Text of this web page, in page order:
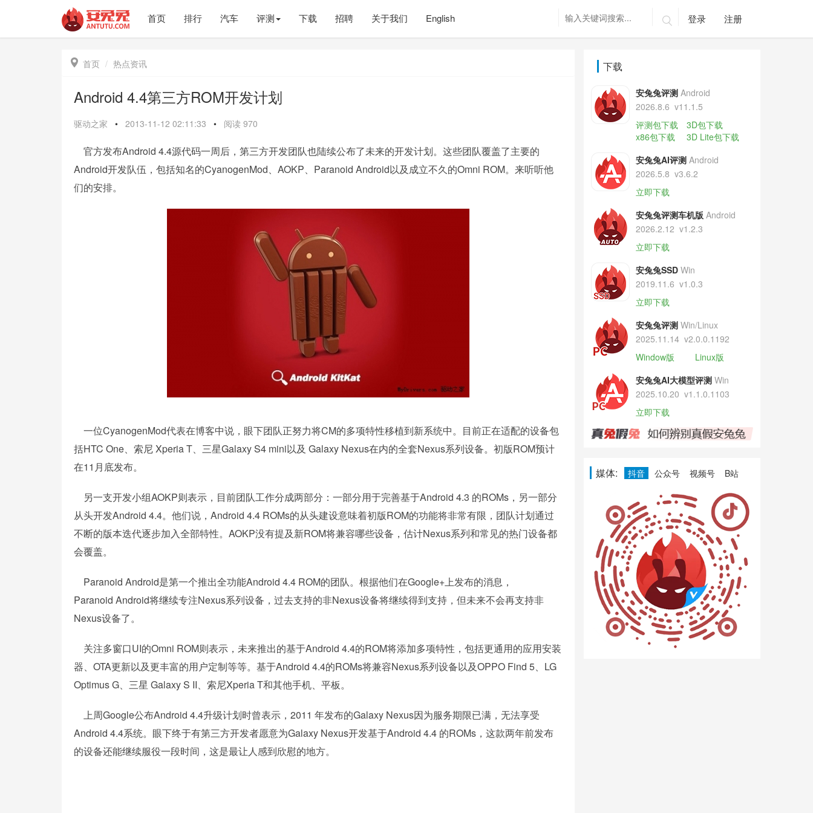
首页 排行 汽车 评测 下载 招聘 关于我们 English  登录 注册
 首页 热点资讯
Android 4.4第三方ROM开发计划
驱动之家 • 2013-11-12 02:11:33 • 阅读 970
官方发布Android 4.4源代码一周后，第三方开发团队也陆续公布了未来的开发计划。这些团队覆盖了主要的
Android开发队伍，包括知名的CyanogenMod、AOKP、Paranoid Android以及成立不久的Omni ROM。来听听他
们的安排。
一位CyanogenMod代表在博客中说，眼下团队正努力将CM的多项特性移植到新系统中。目前正在适配的设备包
括HTC One、索尼 Xperia T、三星Galaxy S4 mini以及 Galaxy Nexus在内的全套Nexus系列设备。初版ROM预计
在11月底发布。
另一支开发小组AOKP则表示，目前团队工作分成两部分：一部分用于完善基于Android 4.3 的ROMs，另一部分
从头开发Android 4.4。他们说，Android 4.4 ROMs的从头建设意味着初版ROM的功能将非常有限，团队计划通过
不断的版本迭代逐步加入全部特性。AOKP没有提及新ROM将兼容哪些设备，估计Nexus系列和常见的热门设备都
会覆盖。
Paranoid Android是第一个推出全功能Android 4.4 ROM的团队。根据他们在Google+上发布的消息，
Paranoid Android将继续专注Nexus系列设备，过去支持的非Nexus设备将继续得到支持，但未来不会再支持非
Nexus设备了。
关注多窗口UI的Omni ROM则表示，未来推出的基于Android 4.4的ROM将添加多项特性，包括更通用的应用安装
器、OTA更新以及更丰富的用户定制等等。基于Android 4.4的ROMs将兼容Nexus系列设备以及OPPO Find 5、LG
Optimus G、三星 Galaxy S II、索尼Xperia T和其他手机、平板。
上周Google公布Android 4.4升级计划时曾表示，2011 年发布的Galaxy Nexus因为服务期限已满，无法享受
Android 4.4系统。眼下终于有第三方开发者愿意为Galaxy Nexus开发基于Android 4.4 的ROMs，这款两年前发布
的设备还能继续服役一段时间，这是最让人感到欣慰的地方。
下载
安兔兔评测 Android
2026.8.6 v11.1.5
评测包下载
3D包下载
x86包下载
3D Lite包下载
安兔兔AI评测 Android
2026.5.8 v3.6.2
立即下载
安兔兔评测车机版 Android
2026.2.12 v1.2.3
立即下载
安兔兔SSD Win
2019.11.6 v1.0.3
立即下载
安兔兔评测 Win/Linux
2025.11.14 v2.0.0.1192
Window版
Linux版
安兔兔AI大模型评测 Win
2025.10.20 v1.1.0.1103
立即下载
媒体: 抖音 公众号 视频号 B站